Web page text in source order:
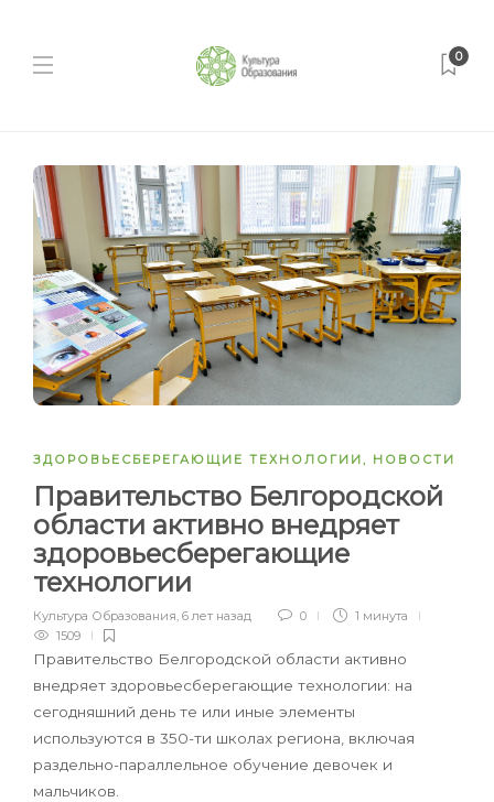
0
ЗДОРОВЬЕСБЕРЕГАЮЩИЕ ТЕХНОЛОГИИ, НОВОСТИ
Правительство Белгородской
области активно внедряет
здоровьесберегающие
технологии
Культура Образования, 6 лет назад 0
1 минута
1509
Правительство Белгородской области активно
внедряет здоровьесберегающие технологии: на
сегодняшний день те или иные элементы
используются в 350-ти школах региона, включая
раздельно-параллельное обучение девочек и
мальчиков.